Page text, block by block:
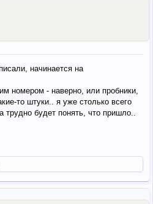
начинается на
номером - наверно, или пробники,
то штуки.. я уже столько всего
трудно будет понять, что пришло..